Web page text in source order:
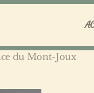
du Mont-Joux